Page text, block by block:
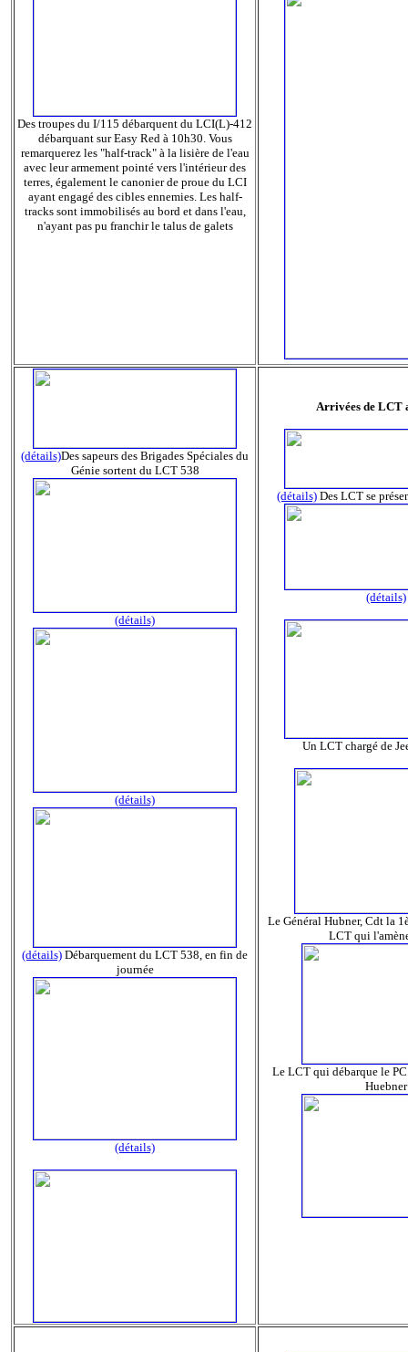
Des troupes du I/115 débarquent du LCI(L)-412
débarquant sur Easy Red à 10h30. Vous
remarquerez les "half-track" à la lisière de l'eau
avec leur armement pointé vers l'intérieur des
terres, également le canonier de proue du LCI
ayant engagé des cibles ennemies. Les half-
tracks sont immobilisés au bord et dans l'eau,
n'ayant pas pu franchir le talus de galets
(détails)Des sapeurs des Brigades Spéciales du
Génie sortent du LCT 538
(détails)
(détails)
(détails) Débarquement du LCT 538, en fin de
journée
(détails)
Arrivées de LCT
(détails) Des LCT se
(détails)
Un LCT chargé de
Le Général Hubner, Cdt la
LCT qui
Le LCT qui débarque le
Huebner